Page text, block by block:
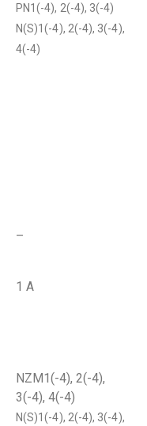
PN1(-4), 2(-4), 3(-4)
N(S)1(-4), 2(-4), 3(-4),
4(-4)
–
1 A
NZM1(-4), 2(-4),
3(-4), 4(-4)
N(S)1(-4), 2(-4), 3(-4),